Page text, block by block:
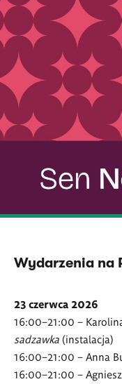
Wydarzenia na
23 czerwca 2026
16:00–21:00 –
sadzawka (instalacja)
16:00–21:00 – Anna
16:00–21:00 –